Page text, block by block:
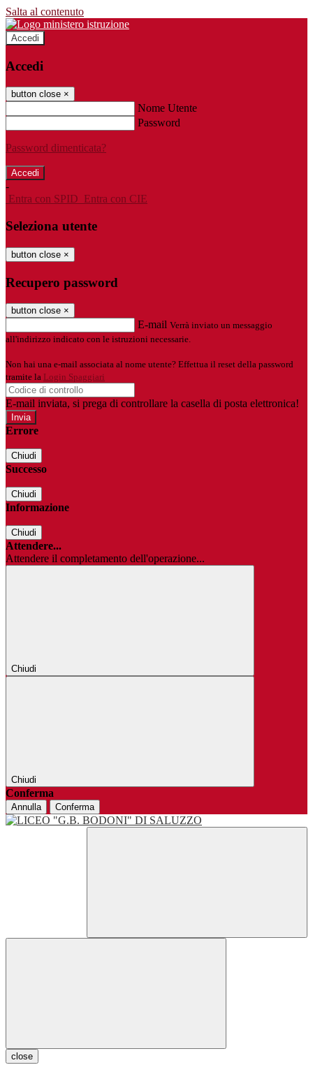
Salta al contenuto
Accedi
Accedi
button close ×
Nome Utente
Password
Password dimenticata?
-
Entra con SPID Entra con CIE
Seleziona utente
button close ×
Recupero password
button close ×
E-mail Verrà inviato un messaggio
all'indirizzo indicato con le istruzioni necessarie.
Non hai una e-mail associata al nome utente? Effettua il reset della password
tramite la Login Spaggiari
E-mail inviata, si prega di controllare la casella di posta elettronica!
Errore
Chiudi
Successo
Chiudi
Informazione
Chiudi
Attendere...
Attendere il completamento dell'operazione...
Chiudi
Chiudi
Conferma
Annulla Conferma
close